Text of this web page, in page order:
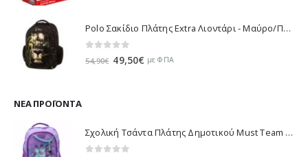
Polo Σακίδιο Πλάτης Extra Λιοντάρι - Μαύρο/Πράσινο 901032-8188 2023
54,90€ Original
49,50€ Ημε ΦΠΑ
ΝΈΑ ΠΡΟΪΌΝΤΑ
Σχολική Τσάντα Πλάτης Δημοτικού Must Team K-Pop - Μωβ 000587781 2026